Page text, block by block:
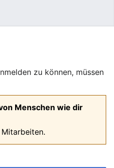
zu können, müssen
Menschen wie dir